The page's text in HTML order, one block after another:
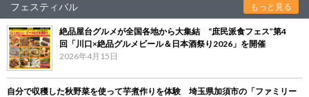
フェスティバル もっと見る
絶品屋台グルメが全国各地から大集結 “庶民派食フェス”第4
回「川口×絶品グルメビール＆日本酒祭り2026」を開催
2026年4月15日
自分で収穫した秋野菜を使って芋煮作りを体験 埼玉県加須市の「ファミリー